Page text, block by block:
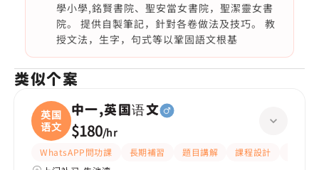
學小學,銘賢書院、聖安當女書院，聖潔靈女書
院。 提供自製筆記，針對各卷做法及技巧。 教
授文法，生字，句式等以鞏固語文根基
类似个案
英国
语文
中一,英国语文
$180/hr
WhatsAPP問功課 長期補習 題目講解 課程設計